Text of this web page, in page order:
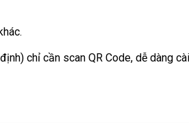
chỉ cần scan QR Code, dễ dàng